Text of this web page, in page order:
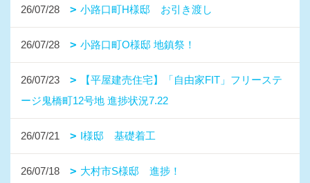
26/07/28 小路口町H様邸 お引き渡し
26/07/28 小路口町O様邸 地鎮祭！
26/07/23
【平屋建売住宅】「自由家FIT」フリーステ
ージ鬼橋町12号地 進捗状況7.22
26/07/21 I様邸 基礎着工
26/07/18 大村市S様邸 進捗！